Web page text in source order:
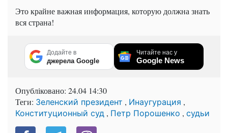
Это крайне важная информация, которую должна знать
вся страна!
Додайте в
джерела Google
Читайте нас у
Google News
Опубліковано: 24.04 14:30
Теги: Зеленский президент , Инаугурация ,
Конституционный суд , Петр Порошенко , судьи